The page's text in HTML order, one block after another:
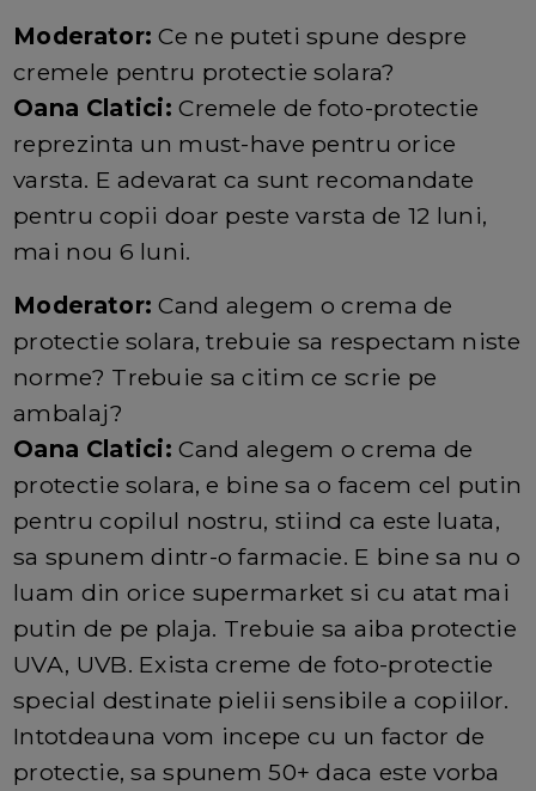
Moderator:Ce ne puteti spune despre
cremele pentru protectie solara?
Oana Clatici: Cremele de foto-protectie
reprezinta un must-have pentru orice
varsta. E adevarat ca sunt recomandate
pentru copii doar peste varsta de 12 luni,
mai nou 6 luni.
Moderator: Cand alegem o crema de
protectie solara, trebuie sa respectam niste
norme? Trebuie sa citim ce scrie pe
ambalaj?
Oana Clatici: Cand alegem o crema de
protectie solara, e bine sa o facem cel putin
pentru copilul nostru, stiind ca este luata,
sa spunem dintr-o farmacie. E bine sa nu o
luam din orice supermarket si cu atat mai
putin de pe plaja. Trebuie sa aiba protectie
UVA, UVB. Exista creme de foto-protectie
special destinate pielii sensibile a copiilor.
Intotdeauna vom incepe cu un factor de
protectie, sa spunem 50+ daca este vorba